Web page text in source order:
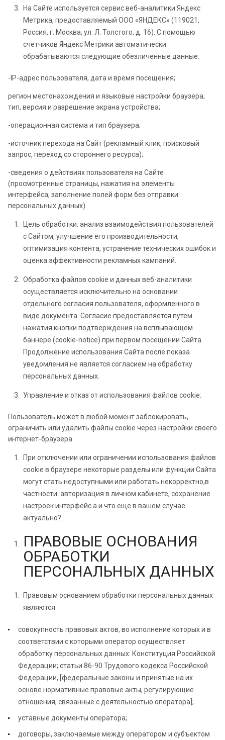
На Сайте используется сервис веб-аналитики Яндекс
Метрика, предоставляемый ООО «ЯНДЕКС» (119021,
Россия, г. Москва, ул. Л. Толстого, д. 16). С помощью
счетчиков Яндекс Метрики автоматически
обрабатываются следующие обезличенные данные:
-IP-адрес пользователя, дата и время посещения;
регион местонахождения и языковые настройки браузера;
тип, версия и разрешение экрана устройства;
-операционная система и тип браузера;
-источник перехода на Сайт (рекламный клик, поисковый
запрос, переход со стороннего ресурса);
-сведения о действиях пользователя на Сайте
(просмотренные страницы, нажатия на элементы
интерфейса, заполнение полей форм без отправки
персональных данных).
Цель обработки: анализ взаимодействия пользователей
с Сайтом, улучшение его производительности,
оптимизация контента, устранение технических ошибок и
оценка эффективности рекламных кампаний.
Обработка файлов cookie и данных веб-аналитики
осуществляется исключительно на основании
отдельного согласия пользователя, оформленного в
виде документа. Согласие предоставляется путем
нажатия кнопки подтверждения на всплывающем
баннере (cookie-notice) при первом посещении Сайта.
Продолжение использования Сайта после показа
уведомления не является согласием на обработку
персональных данных.
Управление и отказ от использования файлов cookie:
Пользователь может в любой момент заблокировать,
ограничить или удалить файлы cookie через настройки своего
интернет-браузера.
При отключении или ограничении использования файлов
cookie в браузере некоторые разделы или функции Сайта
могут стать недоступными или работать некорректно,в
частности: авторизация в личном кабинете, сохранение
настроек интерфейс а и что еще в вашем случае
актуально?
ПРАВОВЫЕ ОСНОВАНИЯ
ОБРАБОТКИ
ПЕРСОНАЛЬНЫХ ДАННЫХ
Правовым основанием обработки персональных данных
являются:
совокупность правовых актов, во исполнение которых и в
соответствии с которыми оператор осуществляет
обработку персональных данных: Конституция Российской
Федерации; статьи 86-90 Трудового кодекса Российской
Федерации, [федеральные законы и принятые на их
основе нормативные правовые акты, регулирующие
отношения, связанные с деятельностью оператора];
уставные документы оператора;
договоры, заключаемые между оператором и субъектом